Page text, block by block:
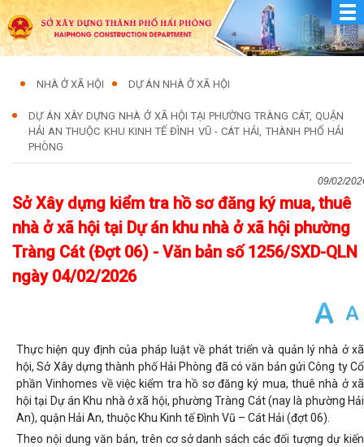
NHÀ Ở XÃ HỘI DỰ ÁN NHÀ Ở XÃ HỘI
DỰ ÁN XÂY DỰNG NHÀ Ở XÃ HỘI TẠI PHƯỜNG TRÀNG CÁT, QUẬN
HẢI AN THUỘC KHU KINH TẾ ĐÌNH VŨ - CÁT HẢI, THÀNH PHỐ HẢI
PHÒNG
09/02/
Sở Xây dựng kiểm tra hồ sơ đăng ký mua, thuê
nhà ở xã hội tại Dự án khu nhà ở xã hội phường
Tràng Cát (Đợt 06) - Văn bản số 1256/SXD-QLN
ngày 04/02/2026
Thực hiện quy định của pháp luật về phát triển và quản lý nhà ở xã
hội, Sở Xây dựng thành phố Hải Phòng đã có văn bản gửi Công ty Cổ
phần Vinhomes về việc kiểm tra hồ sơ đăng ký mua, thuê nhà ở xã
hội tại Dự án Khu nhà ở xã hội, phường Tràng Cát (nay là phường Hải
An), quận Hải An, thuộc Khu Kinh tế Đình Vũ – Cát Hải (đợt 06).
Theo nội dung văn bản, trên cơ sở danh sách các đối tượng dự kiến